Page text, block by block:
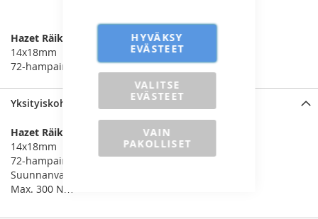
HYVÄKSY
EVÄSTEET
VALITSE
EVÄSTEET
VAIN
PAKOLLISET
Hazet Räikkäpää 1/2”
14x18mm
72-hampainen
Yksityiskohdat
Hazet Räikkäpää 1/2”
14x18mm
72-hampainen
Suunnanvaihto
Max. 300 Nm